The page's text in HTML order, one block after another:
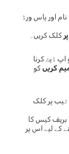
اور پاس ورڈ
کلک کریں۔
ڈیٹ کرنا
کریں کو
ٹیب پر کلک
کیس کا
کے لیے اس پر